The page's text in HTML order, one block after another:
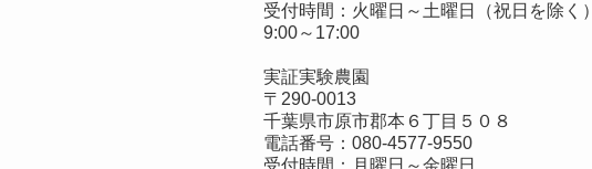
受付時間：火曜日～土曜日（祝日を除く）
9:00～17:00
実証実験農園
〒290-0013
千葉県市原市郡本６丁目５０８
電話番号： 080-4577-9550
受付時間：月曜日～金曜日